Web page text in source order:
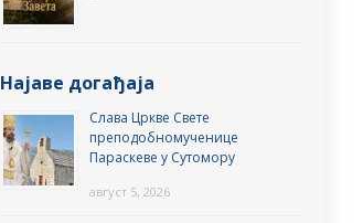
Најаве догађаја
Слава Цркве Свете
преподобномученице
Параскеве у Сутомору
август 5, 2026